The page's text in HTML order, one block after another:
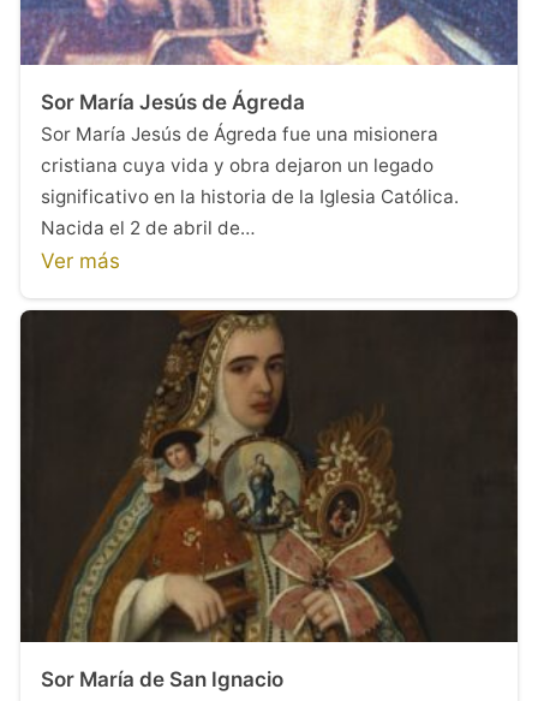
Sor María Jesús de Ágreda
Sor María Jesús de Ágreda fue una misionera
cristiana cuya vida y obra dejaron un legado
significativo en la historia de la Iglesia Católica.
Nacida el 2 de abril de…
Ver más
Sor María de San Ignacio